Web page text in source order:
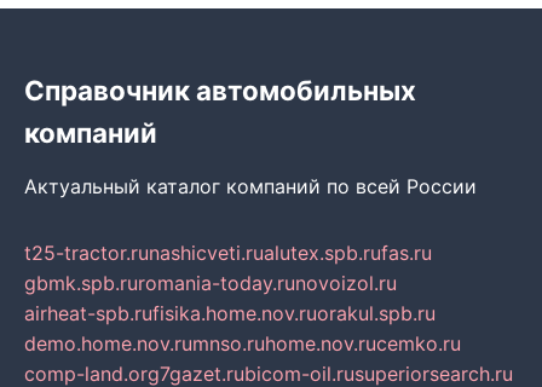
Справочник автомобильных
компаний
Актуальный каталог компаний по всей России
t25-tractor.runashicveti.rualutex.spb.rufas.ru
gbmk.spb.ruromania-today.runovoizol.ru
airheat-spb.rufisika.home.nov.ruorakul.spb.ru
demo.home.nov.rumnso.ruhome.nov.rucemko.ru
comp-land.org7gazet.rubicom-oil.rusuperiorsearch.ru